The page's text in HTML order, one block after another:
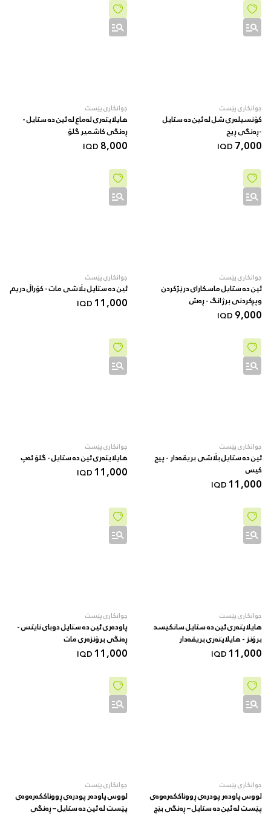
جوانکاری پێست
کۆنسیلەری شل لە ئین دە ستایل
-ڕەنگی ڕیچ
7,000
IQD
جوانکاری پێست
هایلایتەری لەماع لە ئین دە ستایل -
ڕەنگی کاشمیر گلۆ
8,000
IQD
جوانکاری پێست
ئین دە ستایل ماسکارای درێژکردن
وپڕکردنی برژانگ - ڕەش
9,000
IQD
جوانکاری پێست
ئین دە ستایل بڵاشی مات - کۆراڵ دریم
11,000
IQD
جوانکاری پێست
ئین دە ستایل بڵاشی بریقەدار - پیچ
کیس
11,000
IQD
جوانکاری پێست
هایلایتەری ئین دە ستایل - گلۆ ئەپ
11,000
IQD
جوانکاری پێست
هایلایتەری ئین دە ستایل سانکیسد
برۆنز - هایلایتەری بریقەدار
11,000
IQD
جوانکاری پێست
پاودەری ئین دە ستایل دوبای نایتس -
ڕەنگی برۆنزەری مات
11,000
IQD
جوانکاری پێست
لووس پاودەر پودرەی ڕووناککەرەوەی
پێست لە ئین دە ستایل – ڕەنگی بێج
جوانکاری پێست
لووس پاودەر پودرەی ڕووناککەرەوەی
پێست لە ئین دە ستایل – ڕەنگی